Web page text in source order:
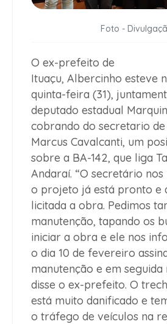
Foto -
O ex-prefeito de
Ituaçu, Albercinho esteve
quinta-feira (31),
deputado estadual
cobrando do secretario
Marcus Cavalcanti, um
sobre a BA-142, que liga
Andaraí. “O secretário
o projeto já está pronto e
licitada a obra. Pedimos
manutenção, tapando os
iniciar a obra e ele nos
o dia 10 de fevereiro
manutenção e em seguida
disse o ex-prefeito. O
está muito danificado e
o tráfego de veículos na